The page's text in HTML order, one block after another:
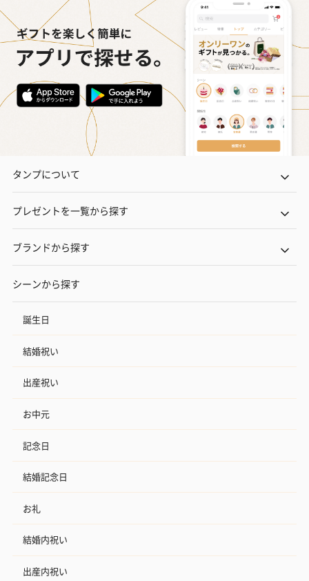
タンプについて
プレゼントを一覧から探す
ブランドから探す
シーンから探す
誕生日
結婚祝い
出産祝い
お中元
記念日
結婚記念日
お礼
結婚内祝い
出産内祝い